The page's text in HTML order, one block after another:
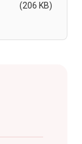
(206 KB)